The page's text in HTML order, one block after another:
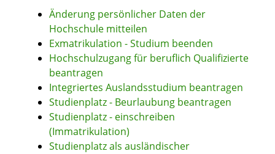
Änderung persönlicher Daten der
Hochschule mitteilen
Exmatrikulation - Studium beenden
Hochschulzugang für beruflich Qualifizierte
beantragen
Integriertes Auslandsstudium beantragen
Studienplatz - Beurlaubung beantragen
Studienplatz - einschreiben
(Immatrikulation)
Studienplatz als ausländischer